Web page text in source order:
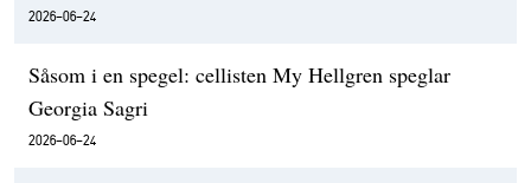
2026-06-24
Såsom i en spegel: cellisten My Hellgren speglar
Georgia Sagri
2026-06-24